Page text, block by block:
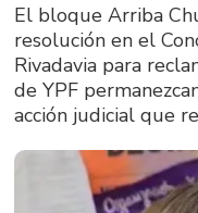
El bloque Arriba
resolución en el
Rivadavia para
de YPF
acción judicial que